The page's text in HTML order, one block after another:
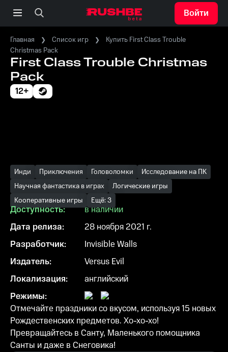
Войти
Главная Список игр
Купить First Class Trouble
Christmas Pack
First Class Trouble Christmas
Pack
12+
Инди Приключения Головоломки
Исследование на ПК
Научная фантастика в играх
Логические игры
Кооперативные игры
Ещё: 3
Доступность:
в наличии
Дата релиза:
28 ноября 2021 г.
Разработчик:
Invisible Walls
Издатель:
Versus Evil
Локализация:
английский
Режимы:
Отмечайте праздники со вкусом, используя 15 новых
Рождественских предметов. Хо-хо-хо!
Превращайтесь в Санту, Маленького помощника
Санты и даже в Снеговика!